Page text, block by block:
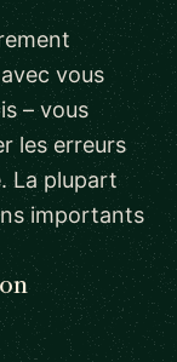
vous
– vous
les erreurs
La plupart
importants